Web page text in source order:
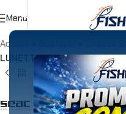
Menu
Accueil
LUNETTE NATATION SEAC